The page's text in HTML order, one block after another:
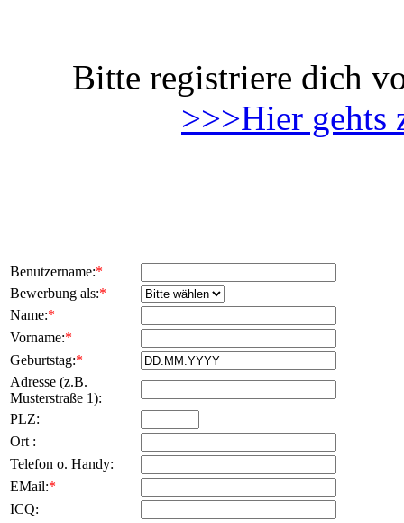
Bitte registriere dich
>>>Hier gehts
Benutzername:*
Bewerbung als:*
Name:*
Vorname:*
Geburtstag:*
Adresse (z.B.
Musterstraße 1):
PLZ:
Ort :
Telefon o. Handy:
EMail:*
ICQ: